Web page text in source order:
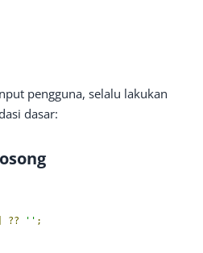
pengguna, selalu lakukan
dasar:
?? '' ;